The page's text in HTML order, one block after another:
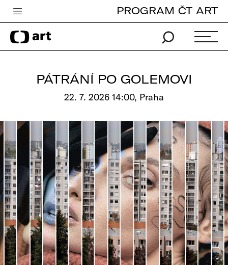
Česká televize
Zpravodajství
Pro děti
edu
Vše o ČT
PROGRAM ČT ART
PÁTRÁNÍ PO GOLEMOVI
22. 7. 2026 14:00, Praha